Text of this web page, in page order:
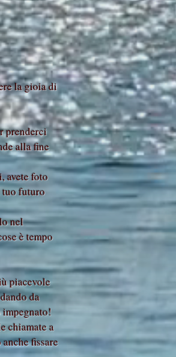
la gioia di
prenderci
alla fine
avete foto
tuo futuro
nel
è tempo
piacevole
da
chiamate a
fissare